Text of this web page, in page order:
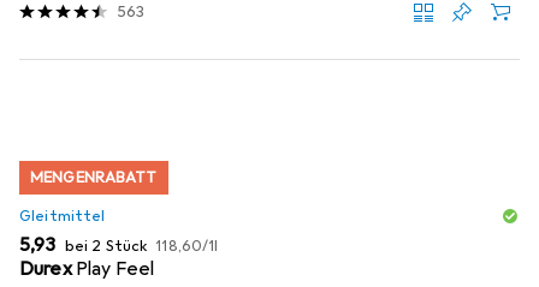
563
MENGENRABATT
Gleitmittel
EUR
5,93 bei 2 Stück EUR
118,60/1l
Durex Play Feel